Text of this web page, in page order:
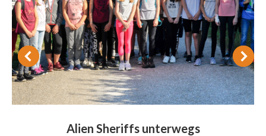
Alien Sheriffs unterwegs